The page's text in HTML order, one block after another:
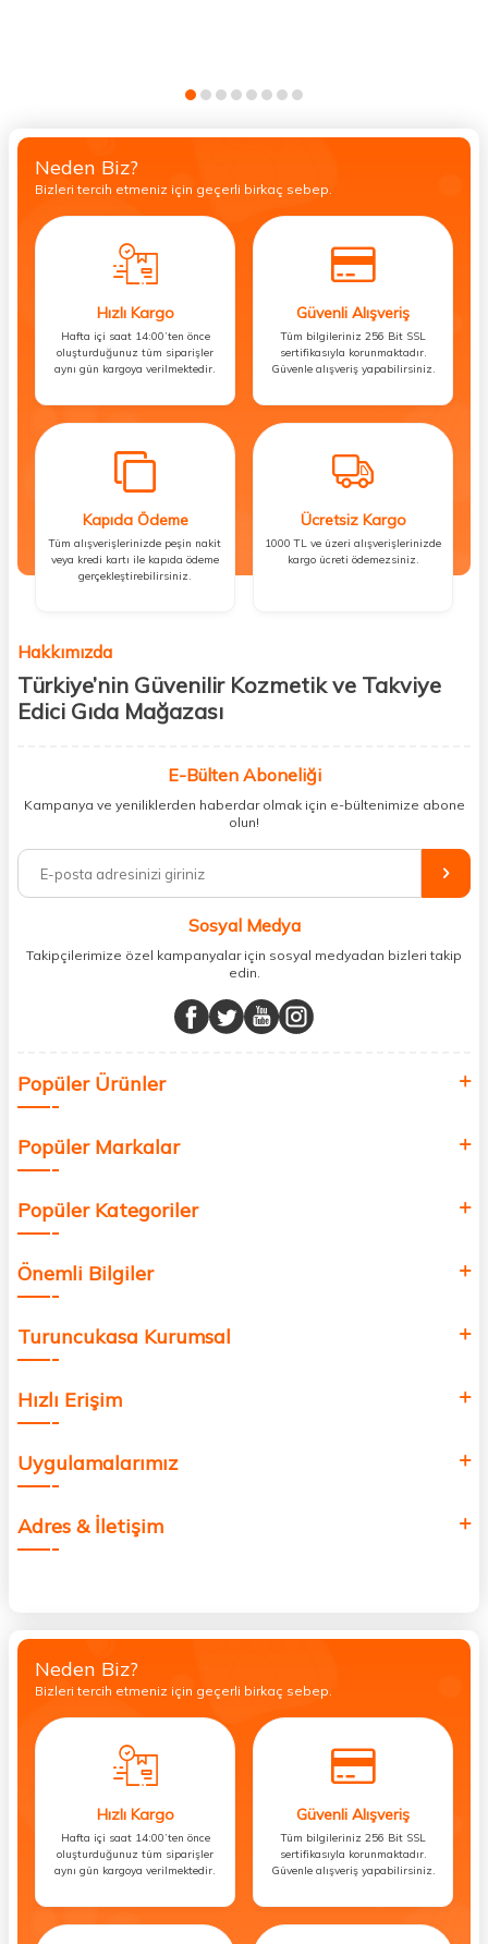
Neden Biz?
Bizleri tercih etmeniz için geçerli birkaç sebep.
Hızlı Kargo
Hafta içi saat 14:00’ten önce
oluşturduğunuz tüm siparişler
aynı gün kargoya verilmektedir.
Güvenli Alışveriş
Tüm bilgileriniz 256 Bit SSL
sertifikasıyla korunmaktadır.
Güvenle alışveriş yapabilirsiniz.
Kapıda Ödeme
Tüm alışverişlerinizde peşin nakit
veya kredi kartı ile kapıda ödeme
gerçekleştirebilirsiniz.
Ücretsiz Kargo
1000 TL ve üzeri alışverişlerinizde
kargo ücreti ödemezsiniz.
Hakkımızda
Türkiye’nin Güvenilir Kozmetik ve Takviye
Edici Gıda Mağazası
kişisel bakım hem de takviye edici gıda ürünlerini sizlerle
buluşturuyoruz. Artık mağaza mağaza dolaşmanıza gerek yok;
ihtiyacınız olan her şeyi tek bir çatı altında topluyor ve kapınıza kadar
%100 orijinal kozmetik ve sağlık ürünleriyle güzelliğinizi tamamlayabilir,
vücudunuzu desteklemek için güvenilir takviye edici gıdalara
minerallere kadar binlerce ürünü uygun fiyat ve hızlı kargo avantajıyla
sunuyoruz.
buluşturuyor ve online alışveriş deneyiminizi en iyi hale getiriyoruz.
Sağlık, güzellik ve iyi yaşam için aradığınız her şey burada!
değer katmak için bize katılın!
E-Bülten Aboneliği
Kampanya ve yeniliklerden haberdar olmak için e-bültenimize abone
olun!
Sosyal Medya
Takipçilerimize özel kampanyalar için sosyal medyadan bizleri takip
edin.
Popüler Ürünler
Popüler Markalar
Popüler Kategoriler
Önemli Bilgiler
Turuncukasa Kurumsal
Hızlı Erişim
Uygulamalarımız
Adres & İletişim
Neden Biz?
Bizleri tercih etmeniz için geçerli birkaç sebep.
Hızlı Kargo
Hafta içi saat 14:00’ten önce
oluşturduğunuz tüm siparişler
aynı gün kargoya verilmektedir.
Güvenli Alışveriş
Tüm bilgileriniz 256 Bit SSL
sertifikasıyla korunmaktadır.
Güvenle alışveriş yapabilirsiniz.